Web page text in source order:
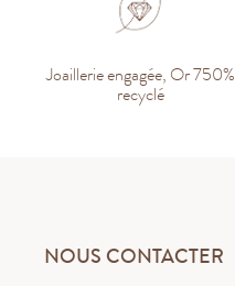
Joaillerie engagée, Or 750%
recyclé
NOUS CONTACTER